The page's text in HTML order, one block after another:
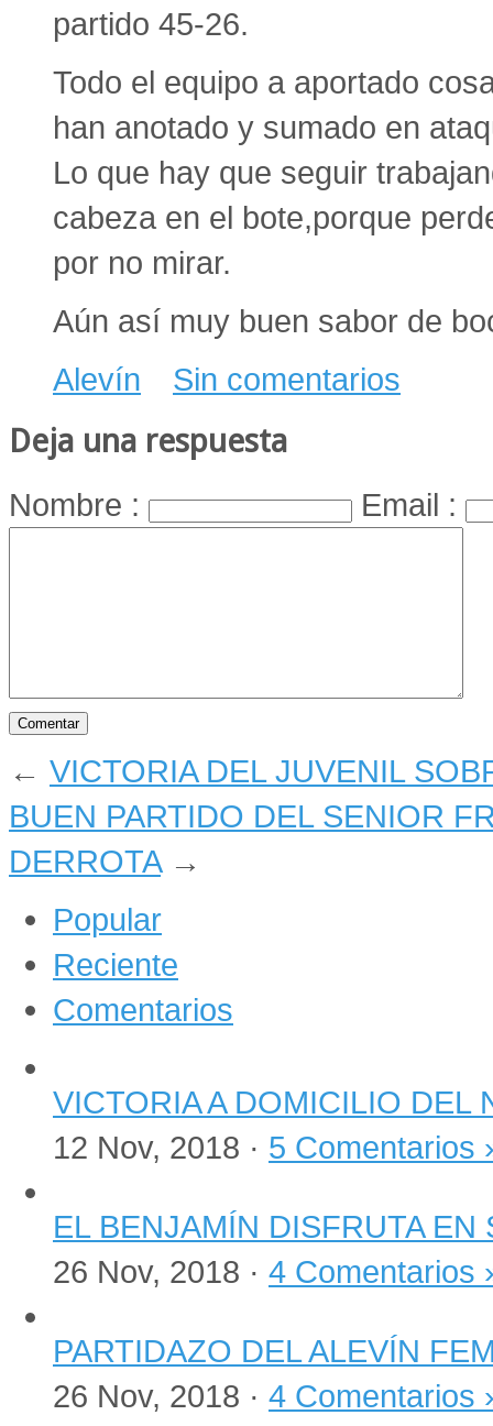
partido 45-26.
Todo el equipo a aportado
han anotado y sumado en
Lo que hay que seguir
cabeza en el bote,porque
por no mirar.
Aún así muy buen sabor de
Alevín
Sin comentarios
Deja una respuesta
Nombre : Email :
← VICTORIA DEL JUVENIL
BUEN PARTIDO DEL SENIOR
DERROTA→
Popular
Reciente
Comentarios
VICTORIA A DOMICILIO DEL
12 Nov, 2018 · 5 Comentarios
EL BENJAMÍN DISFRUTA EN
26 Nov, 2018 · 4 Comentarios
PARTIDAZO DEL ALEVÍN
26 Nov, 2018 · 4 Comentarios